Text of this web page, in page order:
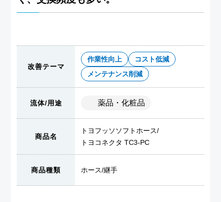
改善テーマ
作業性向上
コスト低減
メンテナンス削減
流体/用途 薬品・化粧品
商品名
トヨフッソソフトホース/
トヨコネクタ TC3-PC
商品種類 ホース/継手